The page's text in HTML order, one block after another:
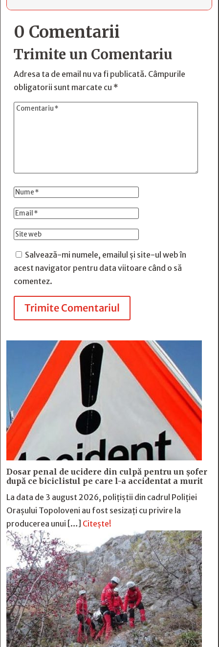
0 Comentarii
Trimite un Comentariu
Adresa ta de email nu va fi publicată. Câmpurile
obligatorii sunt marcate cu *
Salvează-mi numele, emailul și site-ul web în
acest navigator pentru data viitoare când o să
comentez.
Trimite Comentariul
Dosar penal de ucidere din culpă pentru un șofer
după ce biciclistul pe care l-a accidentat a murit
La data de 3 august 2026, polițiștii din cadrul Poliției
Orașului Topoloveni au fost sesizați cu privire la
producerea unui […] Citește!